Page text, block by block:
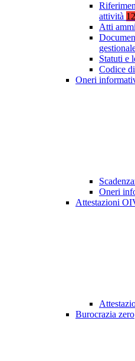
attività 12
Atti
Statuti e
Codice
Oneri
Oneri
Attestazioni
Burocrazia zero